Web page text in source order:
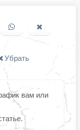
ВКонтакте
в
Поделиться в
WhatsAppв X
Убрать
вам или